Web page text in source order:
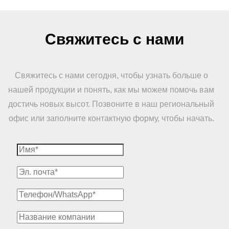
Свяжитесь с нами
Свяжитесь с нами сегодня, чтобы узнать больше о
нашей продукции и понять, как мы можем помочь вам
достичь новых высот. Позвоните в наш региональный
офис или заполните контактную форму, чтобы начать.